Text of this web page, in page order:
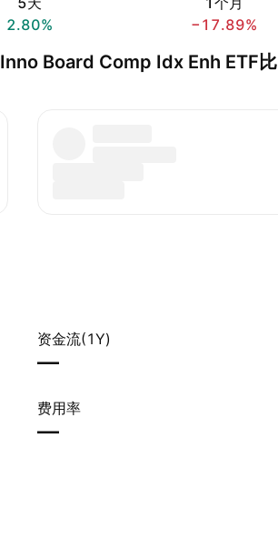
2.80%
−17.89%
Board Comp Idx Enh ETF比
资金流(1Y)
—
费用率
—